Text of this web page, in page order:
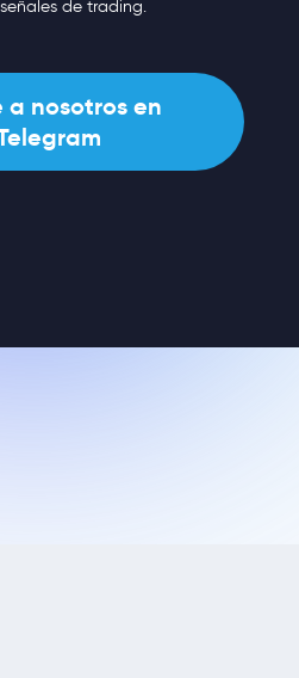
de trading.
a nosotros en